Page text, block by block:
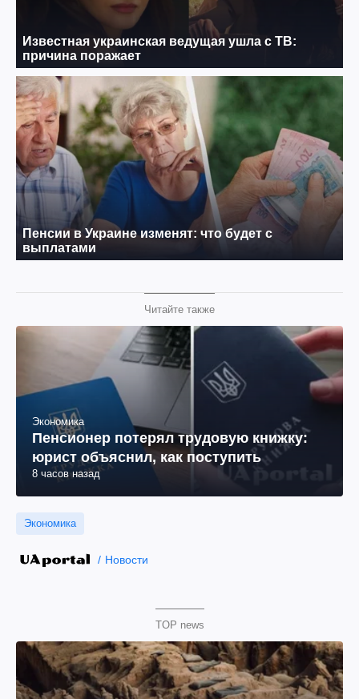
Читайте также
Экономика
Пенсионер потерял трудовую книжку:
юрист объяснил, как поступить
8 часов назад
Экономика
Новости
TOP news